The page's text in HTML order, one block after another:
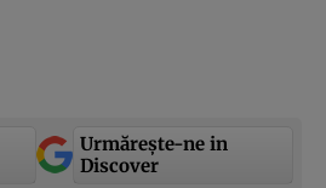
Urmărește-ne in
Discover